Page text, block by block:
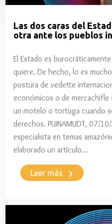
Las dos caras del
otra ante los pueblos
El Estado es
quiere. De hecho, lo es
postura de vedette
económicos o de
un motelo o tortuga cuando
derechos. PUINAMUDT, 07/
especialista en temas
elaborado un artículo…
Leer más keyboard_arrow_right